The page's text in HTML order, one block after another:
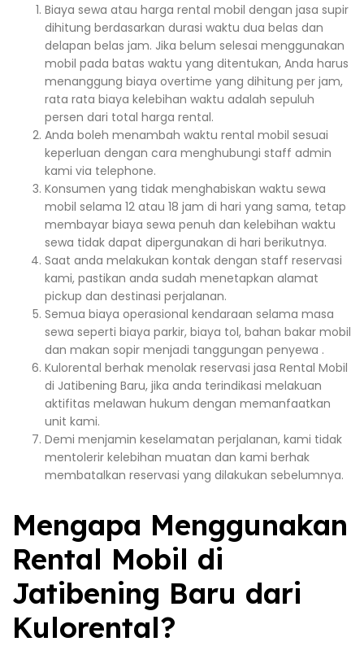
Biaya sewa atau harga rental mobil dengan jasa supir
dihitung berdasarkan durasi waktu dua belas dan
delapan belas jam. Jika belum selesai menggunakan
mobil pada batas waktu yang ditentukan, Anda harus
menanggung biaya overtime yang dihitung per jam,
rata rata biaya kelebihan waktu adalah sepuluh
persen dari total harga rental.
Anda boleh menambah waktu rental mobil sesuai
keperluan dengan cara menghubungi staff admin
kami via telephone.
Konsumen yang tidak menghabiskan waktu sewa
mobil selama 12 atau 18 jam di hari yang sama, tetap
membayar biaya sewa penuh dan kelebihan waktu
sewa tidak dapat dipergunakan di hari berikutnya.
Saat anda melakukan kontak dengan staff reservasi
kami, pastikan anda sudah menetapkan alamat
pickup dan destinasi perjalanan.
Semua biaya operasional kendaraan selama masa
sewa seperti biaya parkir, biaya tol, bahan bakar mobil
dan makan sopir menjadi tanggungan penyewa .
Kulorental berhak menolak reservasi jasa Rental Mobil
di Jatibening Baru, jika anda terindikasi melakuan
aktifitas melawan hukum dengan memanfaatkan
unit kami.
Demi menjamin keselamatan perjalanan, kami tidak
mentolerir kelebihan muatan dan kami berhak
membatalkan reservasi yang dilakukan sebelumnya.
Mengapa Menggunakan
Rental Mobil di
Jatibening Baru dari
Kulorental?